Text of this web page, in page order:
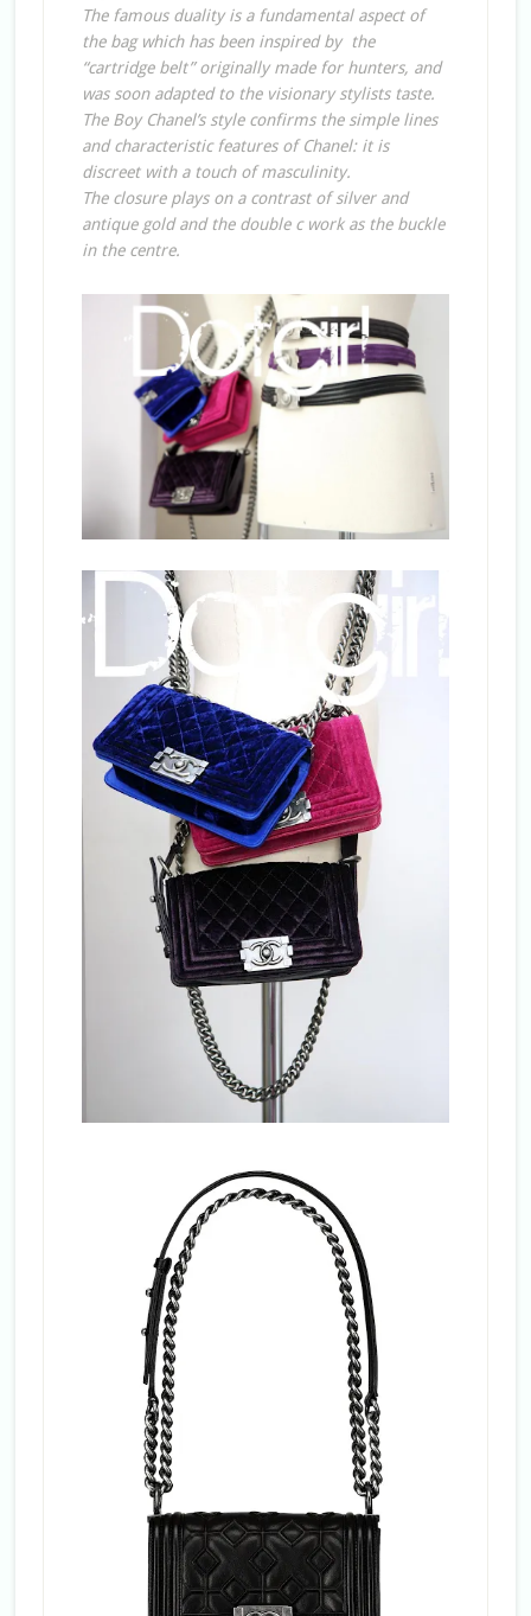
The famous duality is a fundamental aspect of
the bag which has been inspired by the
“cartridge belt” originally made for hunters, and
was soon adapted to the visionary stylists taste.
The Boy Chanel’s style confirms the simple lines
and characteristic features of Chanel: it is
discreet with a touch of masculinity.
The closure plays on a contrast of silver and
antique gold and the double c work as the buckle
in the centre.